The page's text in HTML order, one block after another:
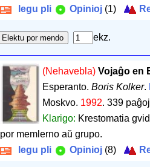
legu pli
Opinioj (1)
ekz.
(Nehavebla) Vojaĝo en
Esperanto. Boris Kolker.
Moskvo. 1992. 339 paĝoj
Klarigo: Krestomatia
por memlerno aŭ grupo.
legu pli
Opinioj (8)